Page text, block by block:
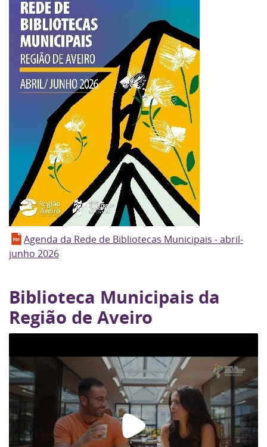
Agenda da Rede de Bibliotecas Municipais - abril-
junho 2026
Biblioteca Municipais da
Região de Aveiro